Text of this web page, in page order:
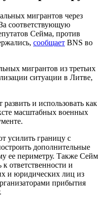
мигрантов через
соответствующую
Сейма, против
сообщает BNS во
мигрантов из третьих
ситуации в Литве,
и использовать как
масштабных военных
усилить границу с
дополнительные
ее периметру. Также Сейм
ответственности и
и юридических лиц из
прибытия